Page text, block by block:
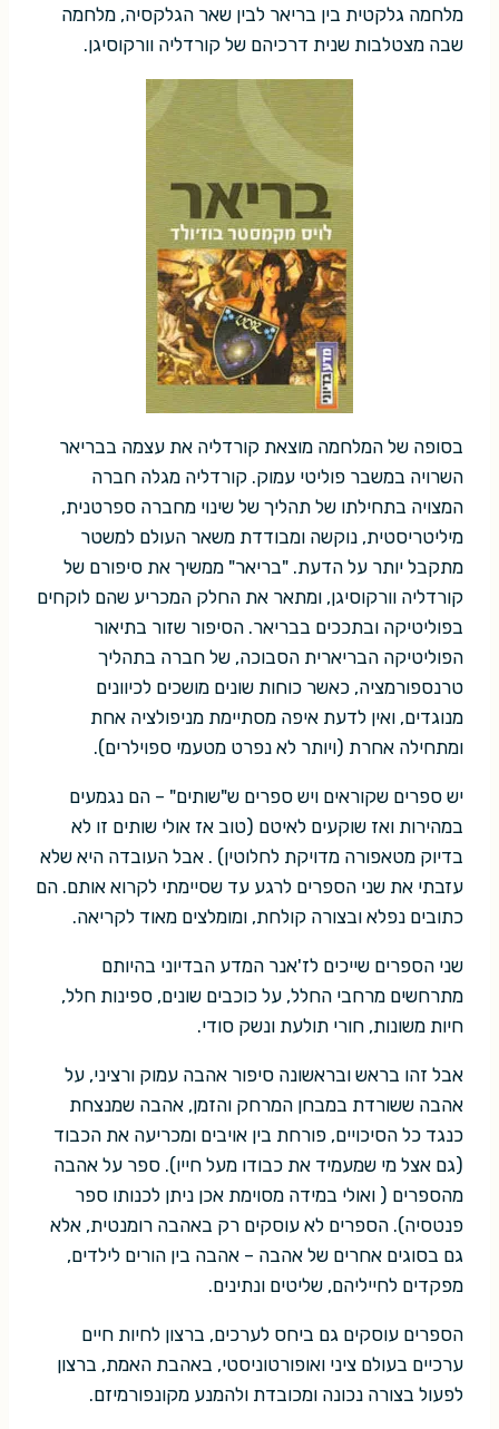
מלחמה גלקטית בין בריאר לבין שאר הגלקסיה, מלחמה
שבה מצטלבות שנית דרכיהם של קורדליה וורקוסיגן.
בסופה של המלחמה מוצאת קורדליה את עצמה בבריאר
השרויה במשבר פוליטי עמוק. קורדליה מגלה חברה
המצויה בתחילתו של תהליך של שינוי מחברה ספרטנית,
מיליטריסטית, נוקשה ומבודדת משאר העולם למשטר
מתקבל יותר על הדעת. "בריאר" ממשיך את סיפורם של
קורדליה וורקוסיגן, ומתאר את החלק המכריע שהם לוקחים
בפוליטיקה ובתככים בבריאר. הסיפור שזור בתיאור
הפוליטיקה הבריארית הסבוכה, של חברה בתהליך
טרנספורמציה, כאשר כוחות שונים מושכים לכיוונים
מנוגדים, ואין לדעת איפה מסתיימת מניפולציה אחת
ומתחילה אחרת (ויותר לא נפרט מטעמי ספוילרים).
יש ספרים שקוראים ויש ספרים ש"שותים" – הם נגמעים
במהירות ואז שוקעים לאיטם (טוב אז אולי שותים זו לא
בדיוק מטאפורה מדויקת לחלוטין) . אבל העובדה היא שלא
עזבתי את שני הספרים לרגע עד שסיימתי לקרוא אותם. הם
כתובים נפלא ובצורה קולחת, ומומלצים מאוד לקריאה.
שני הספרים שייכים לז'אנר המדע הבדיוני בהיותם
מתרחשים מרחבי החלל, על כוכבים שונים, ספינות חלל,
חיות משונות, חורי תולעת ונשק סודי.
אבל זהו בראש ובראשונה סיפור אהבה עמוק ורציני, על
אהבה ששורדת במבחן המרחק והזמן, אהבה שמנצחת
כנגד כל הסיכויים, פורחת בין אויבים ומכריעה את הכבוד
(גם אצל מי שמעמיד את כבודו מעל חייו). ספר על אהבה
מהספרים ( ואולי במידה מסוימת אכן ניתן לכנותו ספר
פנטסיה). הספרים לא עוסקים רק באהבה רומנטית, אלא
גם בסוגים אחרים של אהבה – אהבה בין הורים לילדים,
מפקדים לחייליהם, שליטים ונתינים.
הספרים עוסקים גם ביחס לערכים, ברצון לחיות חיים
ערכיים בעולם ציני ואופורטוניסטי, באהבת האמת, ברצון
לפעול בצורה נכונה ומכובדת ולהמנע מקונפורמיזם.